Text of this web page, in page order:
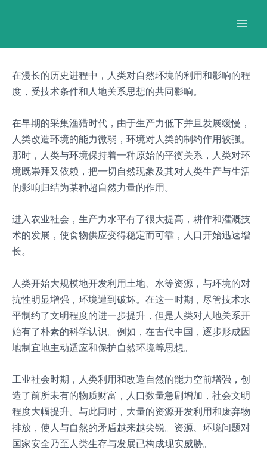
在漫长的历史进程中，人类对自然环境的利用和影响的程
度，受技术条件和人地关系思想的共同影响。
在早期的采集渔猎时代，由于生产力低下并且发展缓慢，
人类改造环境的能力微弱，环境对人类的制约作用较强。
那时，人类与环境保持着一种原始的平衡关系，人类对环
境既崇拜又依赖，把一切自然现象及其对人类生产与生活
的影响归结为某种超自然力量的作用。
进入农业社会，生产力水平有了很大提高，耕作和灌溉技
术的发展，使食物供应变得稳定而可靠，人口开始迅速增
长。
人类开始大规模地开发利用土地、水等资源，与环境的对
抗性明显增强，环境遭到破坏。在这一时期，尽管技术水
平制约了文明程度的进一步提升，但是人类对人地关系开
始有了朴素的科学认识。例如，在古代中国，逐步形成因
地制宜地主动适应和保护自然环境等思想。
工业社会时期，人类利用和改造自然的能力空前增强，创
造了前所未有的物质财富，人口数量急剧增加，社会文明
程度大幅提升。与此同时，大量的资源开发利用和废弃物
排放，使人与自然的矛盾越来越尖锐。资源、环境问题对
国家安全乃至人类生存与发展已构成现实威胁。